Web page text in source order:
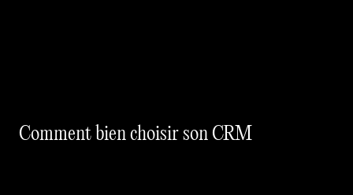
Comment bien choisir son CRM